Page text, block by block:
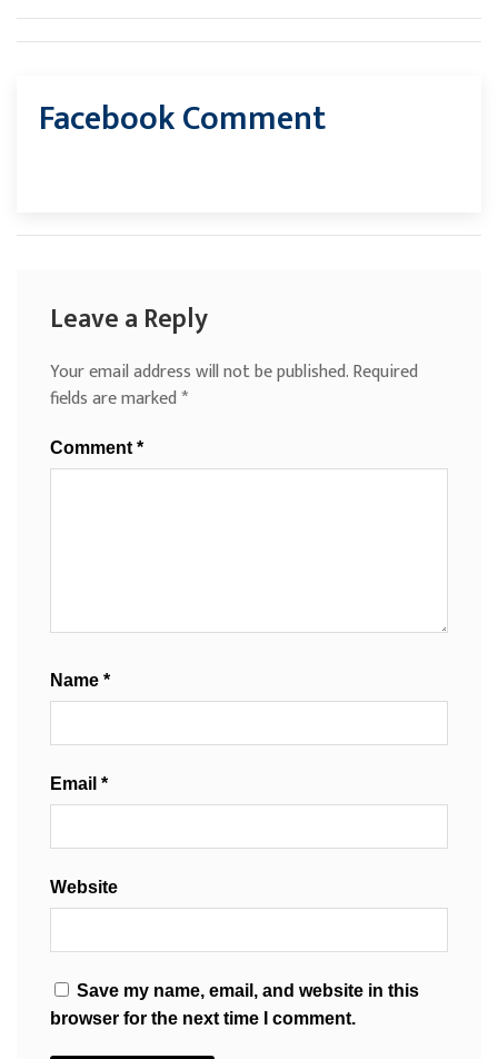
Facebook Comment
Leave a Reply
Your email address will not be published.Required
fields are marked*
Comment *
Name *
Email *
Website
Save my name, email, and website in this
browser for the next time I comment.